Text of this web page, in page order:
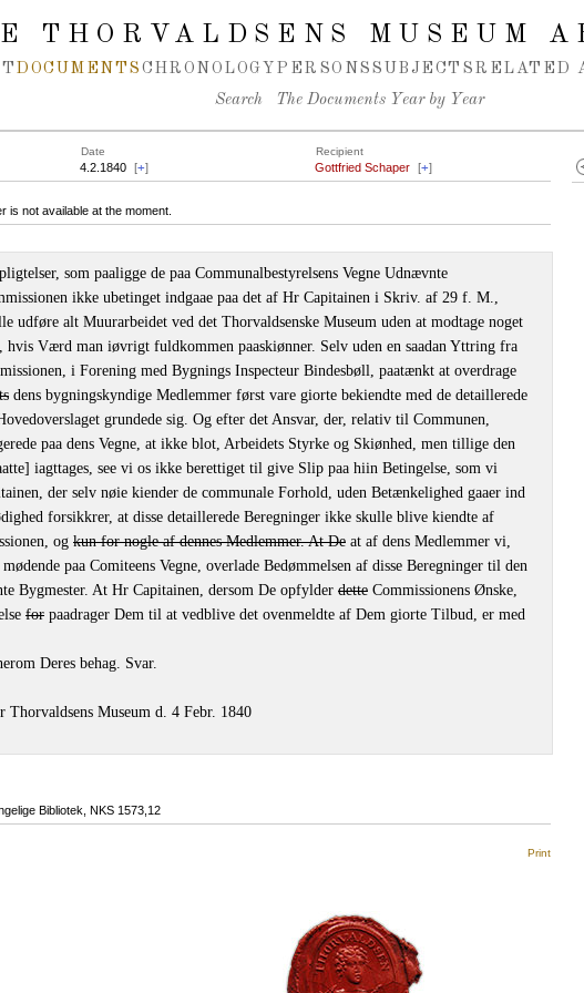
THORVALDSENS MUSEUM
DOCUMENTS CHRONOLOGY PERSONS SUBJECTS RELATED
Search The Documents Year by Year
Date Recipient
4.2.1840 [+] Gottfried Schaper [+]
is not available at the moment.
som paaligge de paa Communalbestyrelsens Vegne Udnævnte
ikke ubetinget indgaae paa det af Hr Capitainen i Skriv. af 29 f. M.,
udføre alt Muurarbeidet ved det Thorvaldsenske Museum uden at modtage noget
hvis Værd man iøvrigt fuldkommen paaskiønner. Selv uden en saadan Yttring fra
i Forening med Bygnings Inspecteur Bindesbøll, paatænkt at overdrage
dens bygningskyndige Medlemmer først vare giorte bekiendte med de detaillerede
grundede sig. Og efter det Ansvar, der, relativ til Communen,
paa dens Vegne, at ikke blot, Arbeidets Styrke og Skiønhed, men tillige den
iagttages, see vi os ikke berettiget til give Slip paa hiin Betingelse, som vi
der selv nøie kiender de communale Forhold, uden Betænkelighed gaaer ind
forsikkrer, at disse detaillerede Beregninger ikke skulle blive kiendte af
og kun for nogle af dennes Medlemmer. At De at af dens Medlemmer vi,
paa Comiteens Vegne, overlade Bedømmelsen af disse Beregninger til den
Bygmester. At Hr Capitainen, dersom De opfylder dette Commissionens Ønske,
for paadrager Dem til at vedblive det ovenmeldte af Dem giorte Tilbud, er med
Deres behag. Svar.
Thorvaldsens Museum d. 4 Febr. 1840
Bibliotek, NKS 1573 ,12
Print